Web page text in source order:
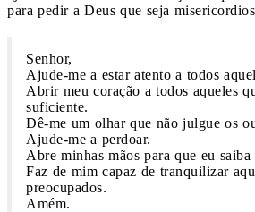
para pedir a Deus que seja
Senhor,
Ajude-me a estar atento a todos
Abrir meu coração a todos aqueles
suficiente.
Dê-me um olhar que não julgue os
Ajude-me a perdoar.
Abre minhas mãos para que eu saiba
Faz de mim capaz de tranquilizar
preocupados.
Amém.